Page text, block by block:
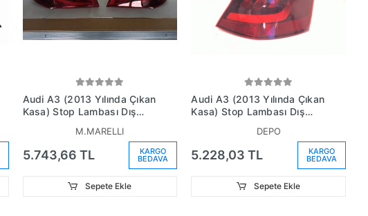
Audi A3 (2013 Yılında Çıkan
Kasa) Stop Lambası Dış
No:8V4945096)M.MARELLI
5.743,66 TL KARGO
BEDAVA
Sepete Ekle
Audi A3 (2013 Yılında Çıkan
Kasa) Stop Lambası Dış
(Oem No: 8V3945096B)
DEPO
5.228,03 TL KARGO
BEDAVA
Sepete Ekle